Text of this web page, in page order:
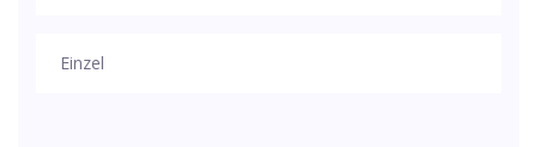
Einzel